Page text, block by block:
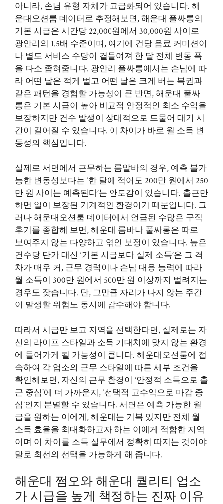
아니라, 손님 유형 자체가 고급화되어 있습니다. 해
운대오션룸 데이터로 추정해보면, 해운대 풀싸롱의
기본 시급은 시간당 22,000원에서 30,000원 사이로
광안리의 1.5배 수준이며, 여기에 건당 음료 커미션이
나 별도 서비스 수당이 곁들여져 한 달 전체 변동 폭
을 다소 좁혀줍니다. 광안리 풀싸롱에서는 손님에 따
라 어떤 날은 적게 벌고 어떤 날은 크게 버는 복권과
같은 패턴을 경험할 가능성이 큰 반면, 해운대 풀싸
롱은 기본 시급이 높아 비교적 안정적인 최소 수익을
보장하지만 건수 발생이 상대적으로 드물어 대기 시
간이 길어질 수 있습니다. 이 차이가 바로 월 소득 변
동성의 핵심입니다.
실제로 서면에서 근무하는 룸알바의 경우, 예측 불가
능한 변동성보다는 ‘한 달에 적어도 200만 원에서 250
만 원 사이는 예측된다’는 안도감이 있습니다. 출근만
하면 일이 보장된 기계적인 환경이기 때문입니다. 그
러나 해운대오션룸 데이터에서 언급된 수많은 구직
후기를 종합해 보면, 해운대 룸바나 풀싸롱은 따로
보여주지 않는 다양하고 엮인 보정이 있습니다. 높은
건수당 단가 대신 ‘기본 시급보다 실제 소득’은 그 격
차가 매우 커, 근무 경력이나 손님 대응 능력에 따라
월 소득이 300만 원에서 500만 원 이상까지 벌려지는
경우도 잦습니다. 단, 그만큼 자리가 나지 않는 주간
이 발생할 위험도 동시에 감수해야 합니다.
따라서 시급만 보고 지역을 선택한다면, 실제로는 자
신의 라이프 스타일과 소득 기대치에 맞지 않는 환경
에 들어가게 될 가능성이 큽니다. 해운대오션룸에 접
속하여 각 업소의 근무 스타일에 따른 세부 조건을
확인해보면, 자신의 근무 환경이 ‘안정적 소득으로 출
근 중심’에 더 가까운지, ‘선택적 고수익으로 마감 중
심’인지 분별할 수 있습니다. 서면은 예측 가능한 월
급을 원하는 이에게, 해운대는 기복 있지만 전체 월
소득 효율을 최대화하고자 하는 이에게 적합한 지역
이며 이 차이를 소득 실무에서 정확히 따지는 것이야
말로 최선의 선택을 가능하게 해 줍니다.
해운대 쩜오와 해운대 퀄리티 업소
가 시급을 높게 책정하는 진짜 이유